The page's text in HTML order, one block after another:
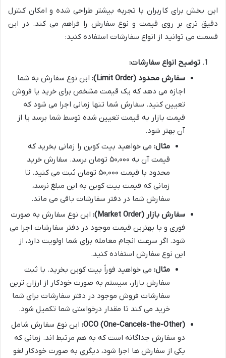
این بخش برای کاربران با تجربه بیشتر طراحی شده و امکان کنترل
دقیق تری بر روی قیمت و نوع سفارش را فراهم می کند. در این
قسمت می توانید از انواع سفارشات استفاده کنید:
توضیح انواع سفارشات:
سفارش محدود (Limit Order):
این نوع سفارش به شما
اجازه می دهد که یک قیمت مشخص برای خرید یا فروش
تعیین کنید. سفارش شما تنها زمانی اجرا می شود که
قیمت بازار به قیمت تعیین شده توسط شما برسد یا از
آن بهتر شود.
مثال: می خواهید بیت کوین را زمانی بخرید که
قیمت آن به ۵۰,۰۰۰ تومان برسد. سفارش خرید
محدود با قیمت ۵۰,۰۰۰ تومان ثبت می کنید. تا
زمانی که قیمت بیت کوین به این مبلغ نرسد،
سفارش شما در دفتر سفارشات باقی می ماند.
سفارش بازار (Market Order):
این نوع سفارش به صورت
فوری و با بهترین قیمت موجود در دفتر سفارشات اجرا می
شود. اگر سرعت انجام معامله برای شما اولویت دارد، از
این نوع سفارش استفاده کنید.
مثال: می خواهید فوراً بیت کوین بخرید. با ثبت
سفارش بازار، سیستم به صورت خودکار از ارزان ترین
سفارشات فروش موجود در دفتر سفارشات برای شما
خرید می کند تا مقدار درخواستی شما تکمیل شود.
OCO (One-Cancels-the-Other): این نوع سفارش شامل
دو سفارش جداگانه است که به هم مرتبط اند. زمانی که
یکی از سفارش ها اجرا شود، دیگری به صورت خودکار لغو